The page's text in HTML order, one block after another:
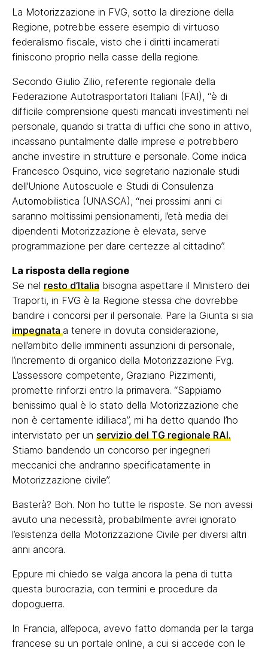
La Motorizzazione in FVG, sotto la direzione della
Regione, potrebbe essere esempio di virtuoso
federalismo fiscale, visto che i diritti incamerati
finiscono proprio nella casse della regione.
Secondo Giulio Zilio, referente regionale della
Federazione Autotrasportatori Italiani (FAI), “è di
difficile comprensione questi mancati investimenti nel
personale, quando si tratta di uffici che sono in attivo,
incassano puntalmente dalle imprese e potrebbero
anche investire in strutture e personale. Come indica
Francesco Osquino, vice segretario nazionale studi
dell’Unione Autoscuole e Studi di Consulenza
Automobilistica (UNASCA), “nei prossimi anni ci
saranno moltissimi pensionamenti, l’età media dei
dipendenti Motorizzazione è elevata, serve
programmazione per dare certezze al cittadino”.
La risposta della regione
Se nel resto d’Italia bisogna aspettare il Ministero dei
Traporti, in FVG è la Regione stessa che dovrebbe
bandire i concorsi per il personale. Pare la Giunta si sia
impegnataa tenere in dovuta considerazione,
nell’ambito delle imminenti assunzioni di personale,
l’incremento di organico della Motorizzazione Fvg.
L’assessore competente, Graziano Pizzimenti,
promette rinforzi entro la primavera. “Sappiamo
benissimo qual è lo stato della Motorizzazione che
non è certamente idilliaca”, mi ha detto quando l’ho
intervistato per un servizio del TG regionale RAI.
Stiamo bandendo un concorso per ingegneri
meccanici che andranno specificatamente in
Motorizzazione civile”.
Basterà? Boh. Non ho tutte le risposte. Se non avessi
avuto una necessità, probabilmente avrei ignorato
l’esistenza della Motorizzazione Civile per diversi altri
anni ancora.
Eppure mi chiedo se valga ancora la pena di tutta
questa burocrazia, con termini e procedure da
dopoguerra.
In Francia, all’epoca, avevo fatto domanda per la targa
francese su un portale online, a cui si accede con le